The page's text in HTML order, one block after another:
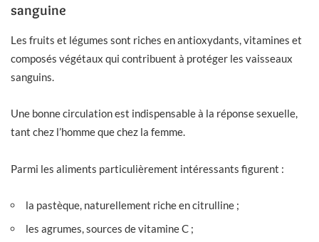
sanguine
Les fruits et légumes sont riches en antioxydants, vitamines et
composés végétaux qui contribuent à protéger les vaisseaux
sanguins.
Une bonne circulation est indispensable à la réponse sexuelle,
tant chez l’homme que chez la femme.
Parmi les aliments particulièrement intéressants figurent :
la pastèque, naturellement riche en citrulline ;
les agrumes, sources de vitamine C ;